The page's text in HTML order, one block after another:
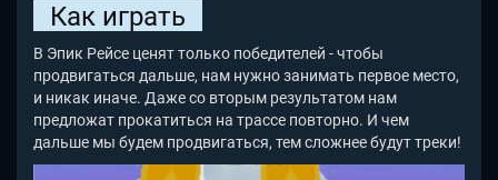
Как играть
В Эпик Рейсе ценят только победителей - чтобы
продвигаться дальше, нам нужно занимать первое место,
и никак иначе. Даже со вторым результатом нам
предложат прокатиться на трассе повторно. И чем
дальше мы будем продвигаться, тем сложнее будут треки!